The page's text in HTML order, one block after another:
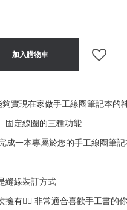
加入購物車
實現在家做手工線圈筆記本的
固定線圈的三種功能
成一本專屬於您的手工線圈筆記
縫線裝訂方式
有👌🏻 非常適合喜歡手工書的你